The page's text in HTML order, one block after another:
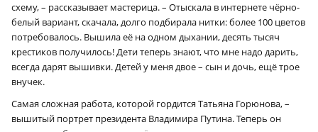
схему, – рассказывает мастерица. – Отыскала в интернете чёрно-
белый вариант, скачала, долго подбирала нитки: более 100 цветов
потребовалось. Вышила её на одном дыхании, десять тысяч
крестиков получилось! Дети теперь знают, что мне надо дарить,
всегда дарят вышивки. Детей у меня двое – сын и дочь, ещё трое
внучек.
Самая сложная работа, которой гордится Татьяна Горюнова, –
вышитый портрет президента Владимира Путина. Теперь он